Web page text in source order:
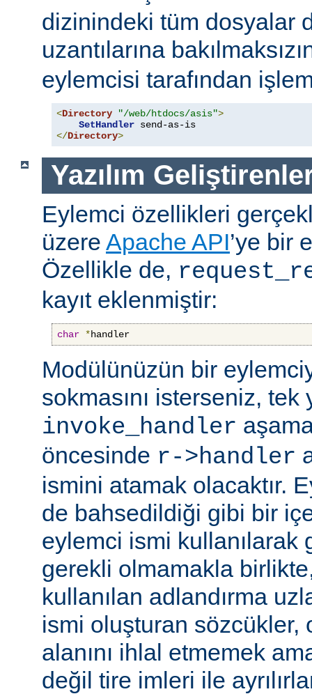
dizinindeki tüm dosyalar
uzantılarına
eylemcisi tarafından
<Directory "/web/htdocs/asis">
SetHandler
</Directory>
Yazılım
Eylemci özellikleri
üzere Apache API’ye bir
Özellikle de,
kayıt eklenmiştir:
char *handler
Modülünüzün bir
sokmasını isterseniz, tek
invoke_handler
öncesinde r->handler
ismini atamak olacaktır.
de bahsedildiği gibi bir
eylemci ismi kullanılarak
gerekli olmamakla
kullanılan adlandırma
ismi oluşturan sözcükler,
alanını ihlal etmemek
değil tire imleri ile